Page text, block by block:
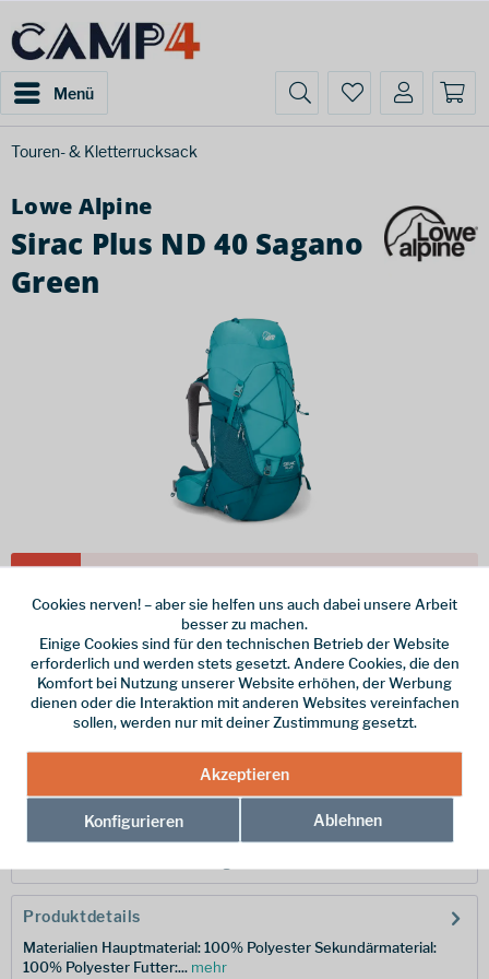
Menü
Touren- & Kletterrucksack
Lowe Alpine
Sirac Plus ND 40 Sagano
Green
inkl. MwSt. / Versandkostenfrei!
Merken
Beschreibung
Der Sirac Plus ist ein robuster, gut organisierter Rucksack für
Produktdetails
Materialien Hauptmaterial: 100% Polyester Sekundärmaterial:
100% Polyester Futter:... mehr
Cookies nerven! – aber sie helfen uns auch dabei unsere Arbeit
besser zu machen.
Einige Cookies sind für den technischen Betrieb der Website
erforderlich und werden stets gesetzt. Andere Cookies, die den
Komfort bei Nutzung unserer Website erhöhen, der Werbung
dienen oder die Interaktion mit anderen Websites vereinfachen
sollen, werden nur mit deiner Zustimmung gesetzt.
Akzeptieren
Konfigurieren Ablehnen